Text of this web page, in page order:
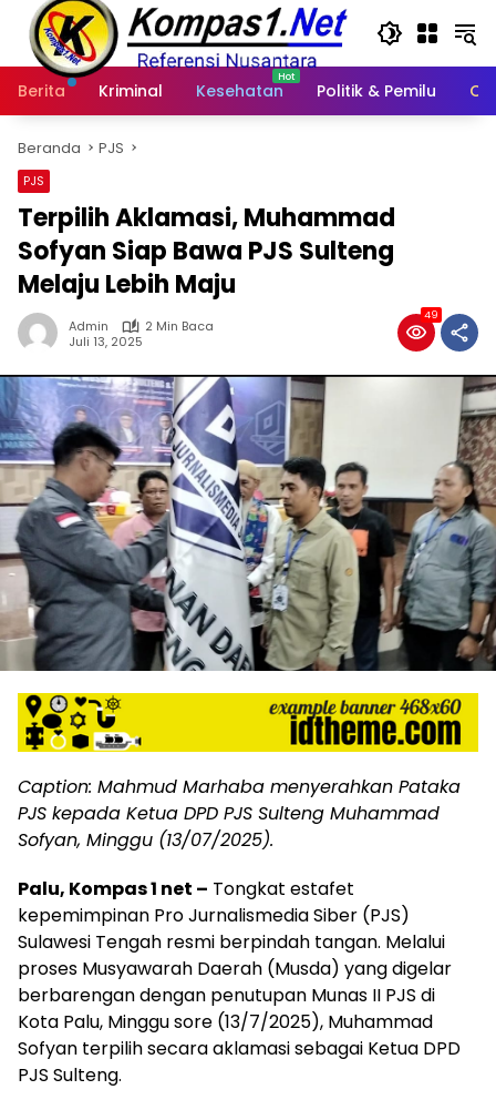
Langsung
konten
Berita
Kriminal Kesehatan Politik & Pemilu
Beranda PJS
PJS
Terpilih Aklamasi, Muhammad
Sofyan Siap Bawa PJS Sulteng
Melaju Lebih Maju
Admin
2 Min Baca
Juli 13, 2025
49
Caption: Mahmud Marhaba menyerahkan Pataka
PJS kepada Ketua DPD PJS Sulteng Muhammad
Sofyan, Minggu (13/07/2025).
Palu, Kompas 1 net – Tongkat estafet
kepemimpinan Pro Jurnalismedia Siber (PJS)
Sulawesi Tengah resmi berpindah tangan. Melalui
proses Musyawarah Daerah (Musda) yang digelar
berbarengan dengan penutupan Munas II PJS di
Kota Palu, Minggu sore (13/7/2025), Muhammad
Sofyan terpilih secara aklamasi sebagai Ketua DPD
PJS Sulteng.